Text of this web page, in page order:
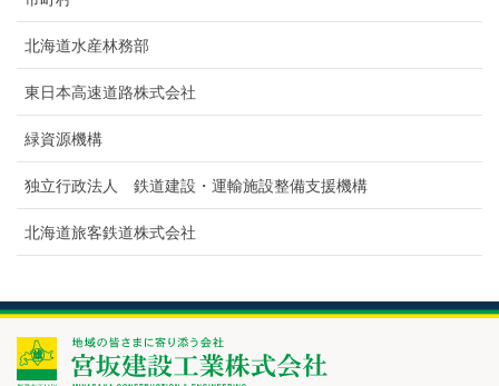
北海道水産林務部
東日本高速道路株式会社
緑資源機構
独立行政法人 鉄道建設・運輸施設整備支援機構
北海道旅客鉄道株式会社